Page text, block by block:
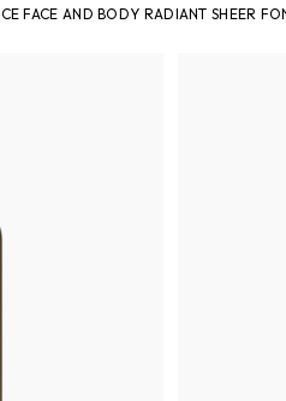
FACE AND BODY RADIANT SHEER